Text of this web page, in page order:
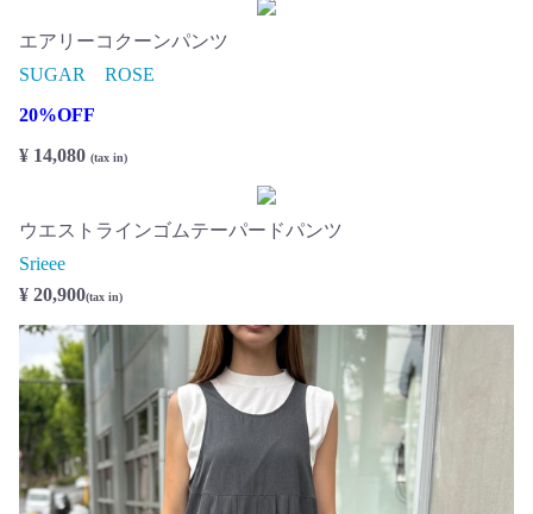
エアリーコクーンパンツ
SUGAR ROSE
20%OFF
¥ 14,080 (tax in)
ウエストラインゴムテーパードパンツ
Srieee
¥ 20,900(tax in)